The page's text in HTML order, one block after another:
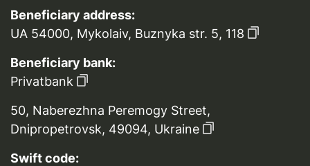
Beneficiary address:
UA 54000, Mykolaiv, Buznyka str. 5, 118
Beneficiary bank:
Privatbank
50, Naberezhna Peremogy Street,
Dnipropetrovsk, 49094, Ukraine
Swift code: